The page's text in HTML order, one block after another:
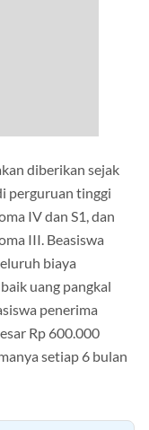
diberikan sejak
perguruan tinggi
IV dan S1, dan
III. Beasiswa
biaya
uang pangkal
penerima
Rp 600.000
setiap 6 bulan